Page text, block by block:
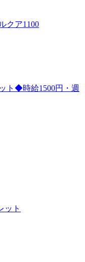
クア1100
ト◆時給1500円・週
ット